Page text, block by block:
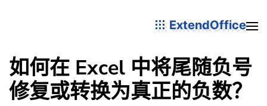
ExtendOffice
如何在 Excel 中将尾随负号
修复或转换为真正的负数？